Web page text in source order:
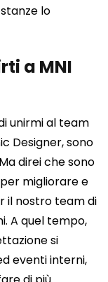
lo
a MNI
unirmi al team
Designer, sono
direi che sono
migliorare e
il nostro team di
A quel tempo,
si
eventi interni,